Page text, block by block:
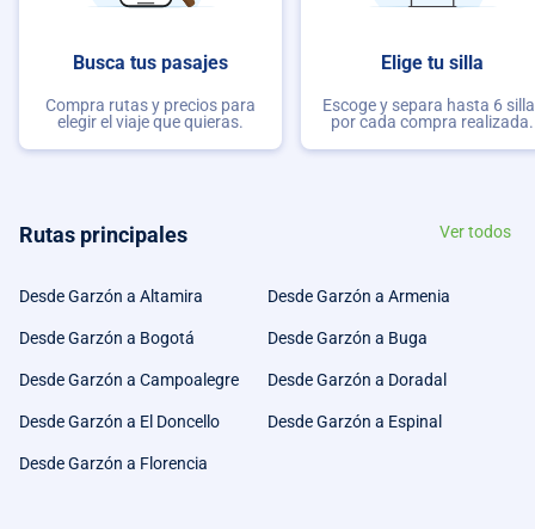
Busca tus pasajes
Compra rutas y precios para
elegir el viaje que quieras.
Elige tu silla
Escoge y separa hasta 6
por cada compra realizada.
Rutas principales Ver todos
Desde Garzón a Altamira Desde Garzón a Armenia
Desde Garzón a Bogotá Desde Garzón a Buga
Desde Garzón a Campoalegre Desde Garzón a Doradal
Desde Garzón a El Doncello Desde Garzón a Espinal
Desde Garzón a Florencia